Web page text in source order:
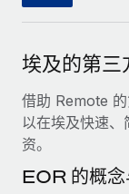
使用我们的
借助核心业
服务
获得全球人力资
战略技术
与我们共探
网络研讨会
活动
新闻室
薪金与人才洞察
洞察中心
日本語
한국어
中文（简体）
埃及的第
借助 Remote
以在埃及快速
资。
EOR 的概